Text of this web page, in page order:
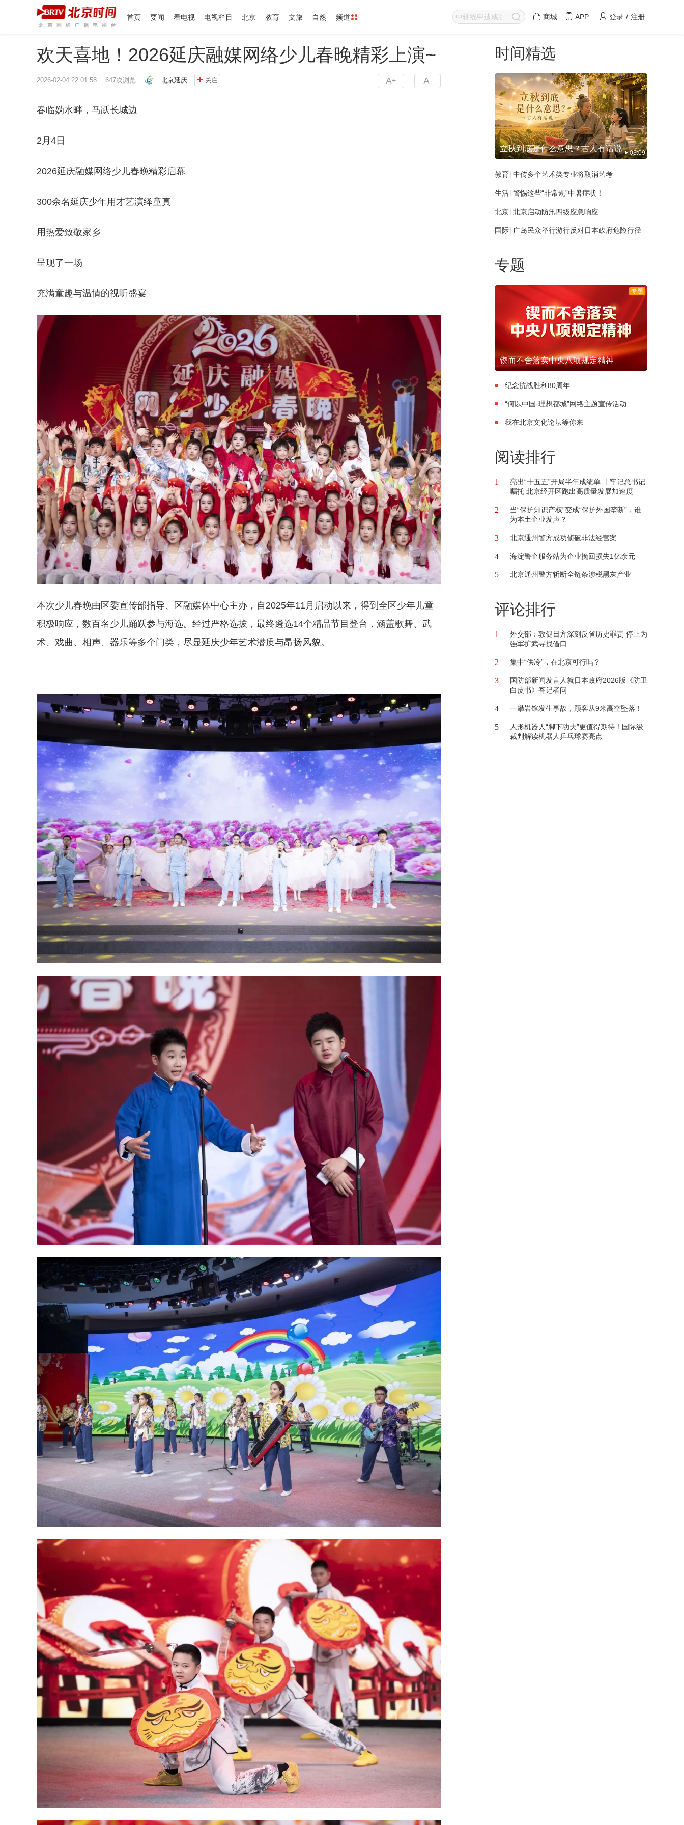
首页 要闻 看电视 电视栏目 北京 教育 文旅 自然 频道 登录 / 注册
商城 APP
欢天喜地！2026延庆融媒网络少儿春晚精彩上演~
A-
A+
2026-02-04 22:01:58 647次浏览 北京延庆 关注
春临妫水畔，马跃长城边
2月4日
2026延庆融媒网络少儿春晚精彩启幕
300余名延庆少年用才艺演绎童真
用热爱致敬家乡
呈现了一场
充满童趣与温情的视听盛宴
本次少儿春晚由区委宣传部指导、区融媒体中心主办，自2025年11月启动以来，得到全区少年儿童
积极响应，数百名少儿踊跃参与海选。经过严格选拔，最终遴选14个精品节目登台，涵盖歌舞、武
术、戏曲、相声、器乐等多个门类，尽显延庆少年艺术潜质与昂扬风貌。
时间精选
03:09
立秋到底是什么意思？古人有话说
教育| 中传多个艺术类专业将取消艺考
生活| 警惕这些“非常规”中暑症状！
北京| 北京启动防汛四级应急响应
国际| 广岛民众举行游行反对日本政府危险行径
专题
专题
锲而不舍落实中央八项规定精神
纪念抗战胜利80周年
“何以中国·理想都城”网络主题宣传活动
我在北京文化论坛等你来
阅读排行
1
亮出“十五五”开局半年成绩单 丨牢记总书记
嘱托 北京经开区跑出高质量发展加速度
2
当“保护知识产权”变成“保护外国垄断”，谁
为本土企业发声？
3 北京通州警方成功侦破非法经营案
4 海淀警企服务站为企业挽回损失1亿余元
5 北京通州警方斩断全链条涉税黑灰产业
评论排行
1
外交部：敦促日方深刻反省历史罪责 停止为
强军扩武寻找借口
2 集中“供冷”，在北京可行吗？
3
国防部新闻发言人就日本政府2026版《防卫
白皮书》答记者问
4 一攀岩馆发生事故，顾客从9米高空坠落！
5
人形机器人“脚下功夫”更值得期待！国际级
裁判解读机器人乒乓球赛亮点